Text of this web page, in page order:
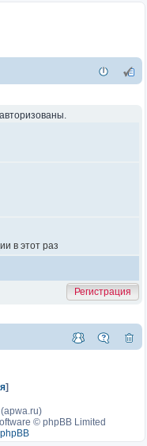
в этот раз
Регистрация
]
© phpBB Limited